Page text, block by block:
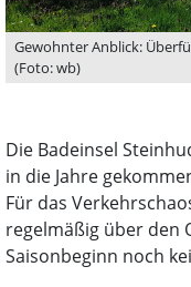
Gewohnter Anblick:
(Foto: wb)
Die Badeinsel
in die Jahre
Für das
regelmäßig über den
Saisonbeginn noch